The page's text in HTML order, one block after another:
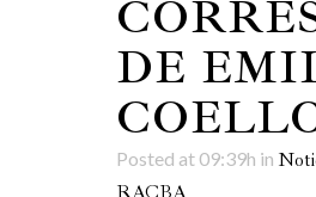
DE
Posted at 09:39h in
RACBA